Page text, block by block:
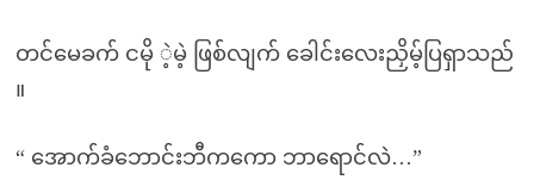
တင်မေခက် ငမို ဲ့မဲ့ ဖြစ်လျက် ခေါင်းလေးညှိမ့်ပြရှာသည်
။
“ အောက်ခံဘောင်းဘီကကော ဘာရောင်လဲ…”